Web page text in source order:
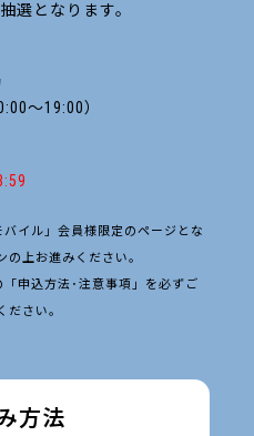
選となります。
～19:00）
イル」会員様限定のページとな
の上お進みください。
申込方法･注意事項」を必ずご
ださい。
方法